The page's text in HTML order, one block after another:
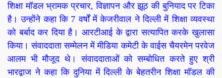
शिक्षा मॉडल भ्रामक प्रचार,विज्ञापन और झूठ की बुनियाद पर टिका
है। उन्होंने कहा कि 7वर्षों में केजरीवाल ने दिल्ली में शिक्षा व्यवस्था
को बर्बाद कर दिया है। आरटीआई के द्वारा सत्यापित करके खुलासा
किया। संवाददाता सम्मेलन में मीडिया कमेटी के वाईस चैयरमेन परवेज
आलम भी मौजूद थे।संवाददाताओं को सम्बोधित करते हुए श्री
भारद्वाज ने कहा कि दुनिया में दिल्ली के बेहतरीन शिक्षा मॉडल की